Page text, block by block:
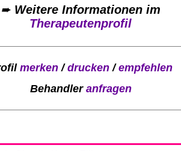
➨ Weitere Informationen im
Therapeutenprofil
merken/drucken/empfehlen
Behandler anfragen